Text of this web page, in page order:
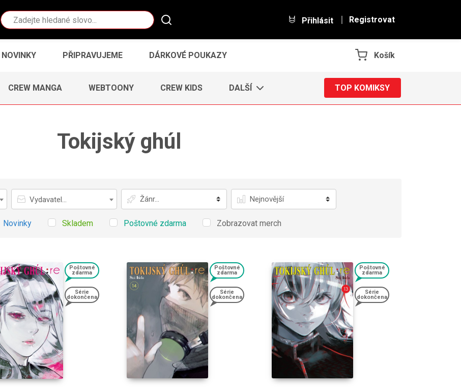
Vyhledávání Přihlásit Registrovat
NOVINKY PŘIPRAVUJEME DÁRKOVÉ POUKAZY Košík
CREW MANGA WEBTOONY CREW KIDS DALŠÍ TOP KOMIKSY
Tokijský ghúl
Vydavatel
Vydavatel...
Žánr Řadit
Novinky Skladem Poštovné zdarma Zobrazovat merch
Poštovné
zdarma
Série
dokončena
Poštovné
zdarma
Série
dokončena
Poštovné
zdarma
Série
dokončena